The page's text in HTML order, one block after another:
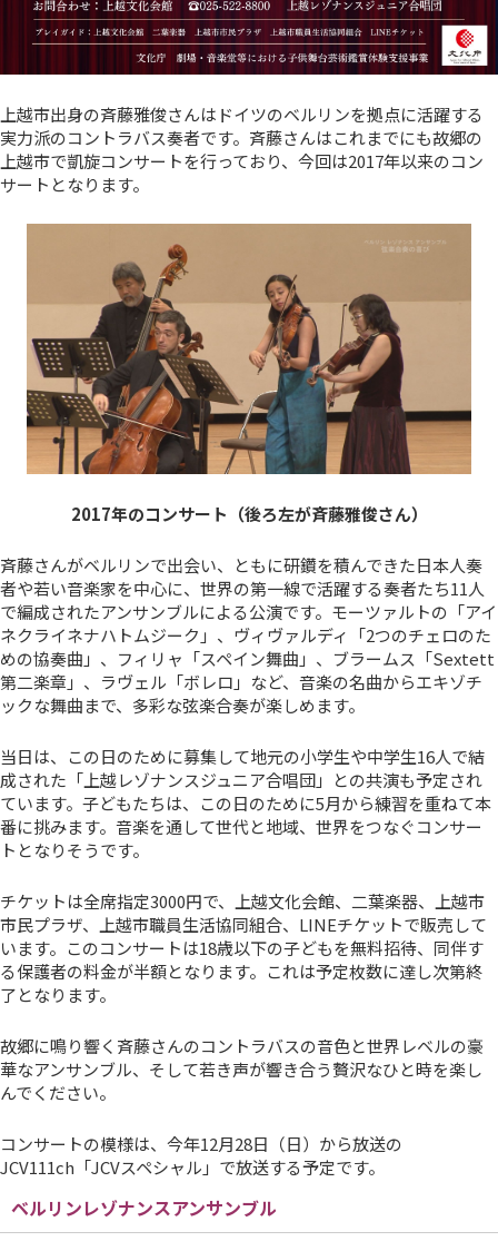
上越市出身の斉藤雅俊さんはドイツのベルリンを拠点に活躍する
実力派のコントラバス奏者です。斉藤さんはこれまでにも故郷の
上越市で凱旋コンサートを行っており、今回は2017年以来のコン
サートとなります。
2017年のコンサート（後ろ左が斉藤雅俊さん）
斉藤さんがベルリンで出会い、ともに研鑽を積んできた日本人奏
者や若い音楽家を中心に、世界の第一線で活躍する奏者たち11人
で編成されたアンサンブルによる公演です。モーツァルトの「アイ
ネクライネナハトムジーク」、ヴィヴァルディ「2つのチェロのた
めの協奏曲」、フィリャ「スペイン舞曲」、ブラームス「Sextett
第二楽章」、ラヴェル「ボレロ」など、音楽の名曲からエキゾチ
ックな舞曲まで、多彩な弦楽合奏が楽しめます。
当日は、この日のために募集して地元の小学生や中学生16人で結
成された「上越レゾナンスジュニア合唱団」との共演も予定され
ています。子どもたちは、この日のために5月から練習を重ねて本
番に挑みます。音楽を通して世代と地域、世界をつなぐコンサー
トとなりそうです。
チケットは全席指定3000円で、上越文化会館、二葉楽器、上越市
市民プラザ、上越市職員生活協同組合、LINEチケットで販売して
います。このコンサートは18歳以下の子どもを無料招待、同伴す
る保護者の料金が半額となります。これは予定枚数に達し次第終
了となります。
故郷に鳴り響く斉藤さんのコントラバスの音色と世界レベルの豪
華なアンサンブル、そして若き声が響き合う贅沢なひと時を楽し
んでください。
コンサートの模様は、今年12月28日（日）から放送の
JCV111ch「JCVスペシャル」で放送する予定です。
ベルリンレゾナンスアンサンブル